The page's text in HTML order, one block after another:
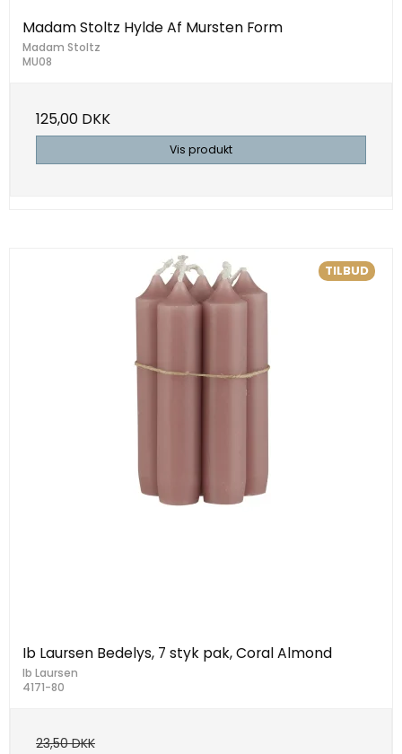
Madam Stoltz Hylde Af Mursten Form
Madam Stoltz
MU08
125,00 DKK
Vis produkt
TILBUD
Ib Laursen Bedelys, 7 styk pak, Coral Almond
Ib Laursen
4171-80
23,50 DKK